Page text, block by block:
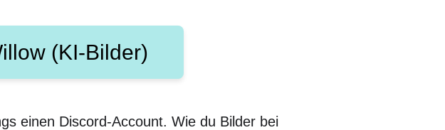
(KI-Bilder)
einen Discord-Account. Wie du Bilder bei